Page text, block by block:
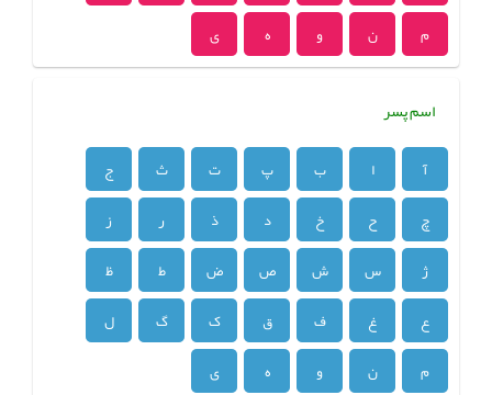
م
ن و ه ی
اسم پسر
آ ا ب پ ت ث
ج
چ
ح خ د ذ ر
ز
ژ
س ش ص ض ط
ظ
ع
غ ف ق ک گ
ل
م
ن و ه ی